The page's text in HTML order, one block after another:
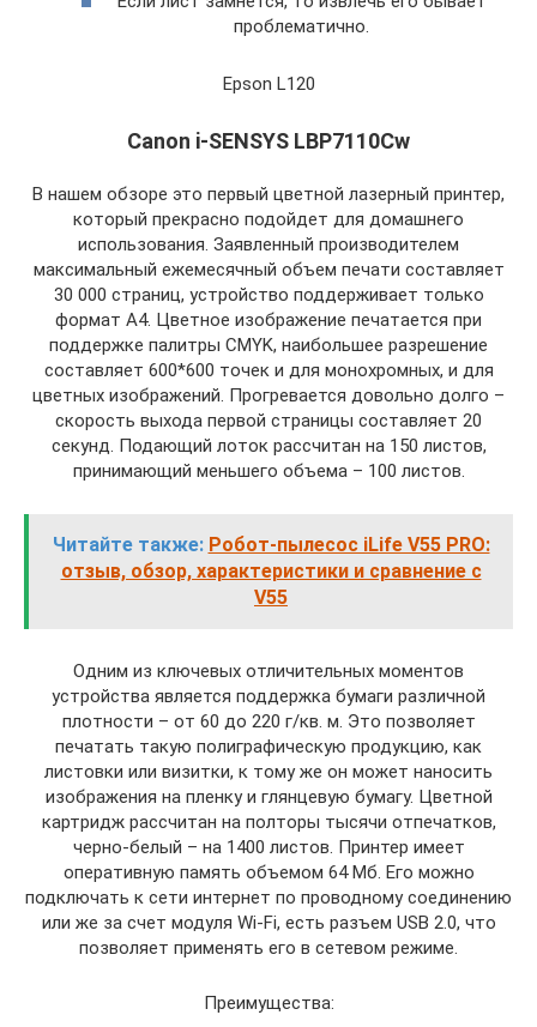
проблематично.
Epson L120
Canon i-SENSYS LBP7110Cw
В нашем обзоре это первый цветной лазерный принтер,
который прекрасно подойдет для домашнего
использования. Заявленный производителем
максимальный ежемесячный объем печати составляет
30 000 страниц, устройство поддерживает только
формат А4. Цветное изображение печатается при
поддержке палитры CMYK, наибольшее разрешение
составляет 600*600 точек и для монохромных, и для
цветных изображений. Прогревается довольно долго –
скорость выхода первой страницы составляет 20
секунд. Подающий лоток рассчитан на 150 листов,
принимающий меньшего объема – 100 листов.
Читайте также: Робот-пылесос iLife V55 PRO:
отзыв, обзор, характеристики и сравнение с
V55
Одним из ключевых отличительных моментов
устройства является поддержка бумаги различной
плотности – от 60 до 220 г/кв. м. Это позволяет
печатать такую полиграфическую продукцию, как
листовки или визитки, к тому же он может наносить
изображения на пленку и глянцевую бумагу. Цветной
картридж рассчитан на полторы тысячи отпечатков,
черно-белый – на 1400 листов. Принтер имеет
оперативную память объемом 64 Мб. Его можно
подключать к сети интернет по проводному соединению
или же за счет модуля Wi-Fi, есть разъем USB 2.0, что
позволяет применять его в сетевом режиме.
Преимущества: